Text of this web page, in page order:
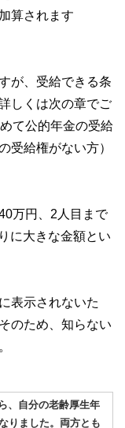
算されます
が、受給できる条
しくは次の章でご
て公的年金の受給
受給権がない方）
万円、2人目まで
に大きな金額とい
表示されないた
のため、知らない
、自分の老齢厚生年
りました。両方とも